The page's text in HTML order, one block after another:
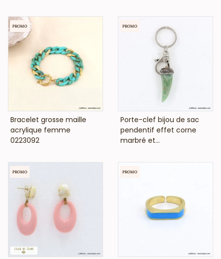
VOIR LE PRIX
Bracelet grosse maille
acrylique femme
0223092
PROMO
VOIR LE PRIX
Porte-clef bijou de sac
pendentif effet corne
marbré et...
PROMO
PROMO PROMO